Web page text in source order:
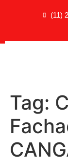
(11)
Tag: